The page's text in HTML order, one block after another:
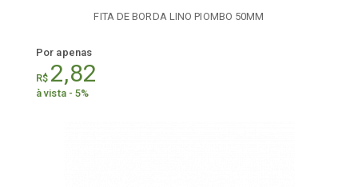
FITA DE BORDA LINO PIOMBO 50MM
Por apenas
R$ 2,82
à vista - 5%